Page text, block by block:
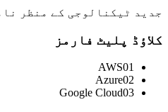
جدید ٹیکنالوجی کے منظر
کلاؤڈ پلیٹ فارمز
AWS01
Azure02
Google Cloud03